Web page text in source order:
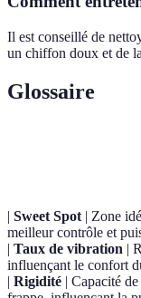
Il est conseillé de
un chiffon doux et de
Glossaire
| Sweet Spot | Zone
meilleur contrôle et
| Taux de vibration |
influençant le confort
| Rigidité | Capacité